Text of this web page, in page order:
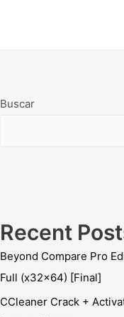
Buscar
Recent
Beyond Compare Pro
Full (x32x64) [Final]
CCleaner Crack +